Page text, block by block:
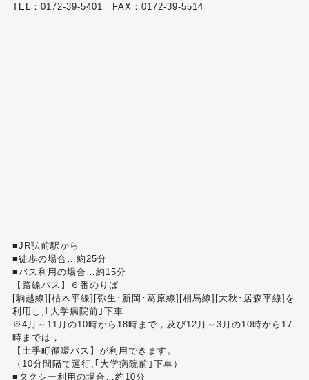
TEL：0172-39-5401 FAX：0172-39-5514
■JR弘前駅から
■徒歩の場合…約25分
■バス利用の場合…約15分
【路線バス】６番のりば
[駒越線][枯木平線][弥生･新岡･葛原線][相馬線][大秋･居森平線]を
利用し,｢大学病院前｣下車
※4月～11月の10時から18時まで，及び12月～3月の10時から17
時までは，
【土手町循環バス】が利用できます。
（10分間隔で運行,｢大学病院前｣下車）
■タクシー利用の場合…約10分